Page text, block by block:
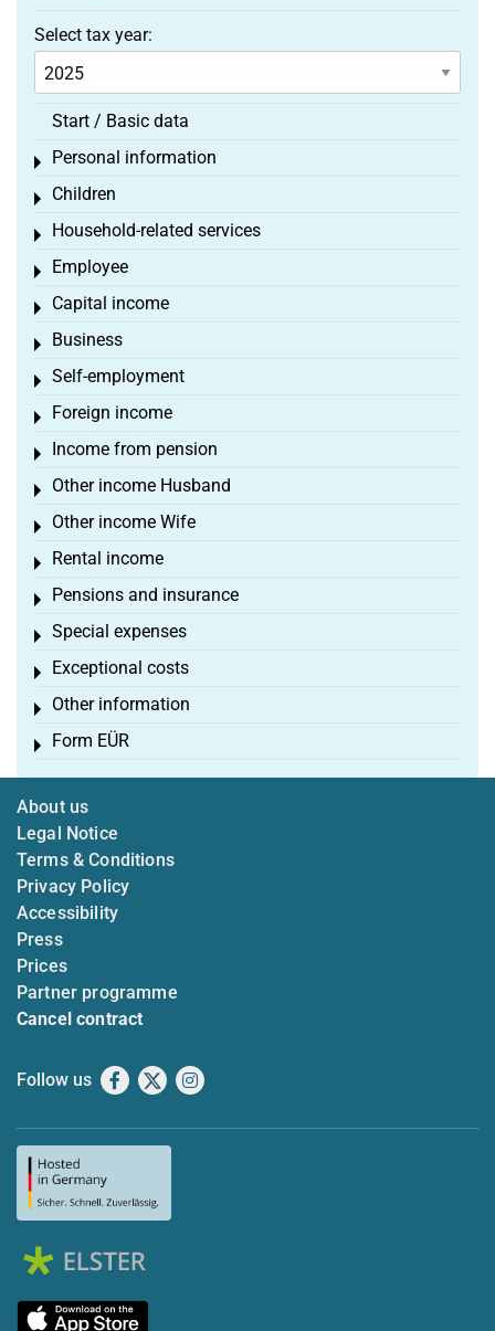
Select tax year:
Start / Basic data
Personal information
Toggle menu
Children
Toggle menu
Household-related services
Toggle menu
Employee
Toggle menu
Capital income
Toggle menu
Business
Toggle menu
Self-employment
Toggle menu
Foreign income
Toggle menu
Income from pension
Toggle menu
Other income Husband
Toggle menu
Other income Wife
Toggle menu
Rental income
Toggle menu
Pensions and insurance
Toggle menu
Special expenses
Toggle menu
Exceptional costs
Toggle menu
Other information
Toggle menu
Form EÜR
Toggle menu
About us
Legal Notice
Terms & Conditions
Privacy Policy
Accessibility
Press
Prices
Partner programme
Cancel contract
Follow us Facebook
X Instagram